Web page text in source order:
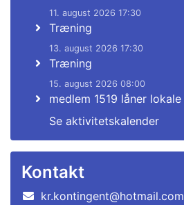
11. august 2026 17:30
Træning
13. august 2026 17:30
Træning
15. august 2026 08:00
medlem 1519 låner lokale
Se aktivitetskalender
Kontakt
kr.kontingent@hotmail.com